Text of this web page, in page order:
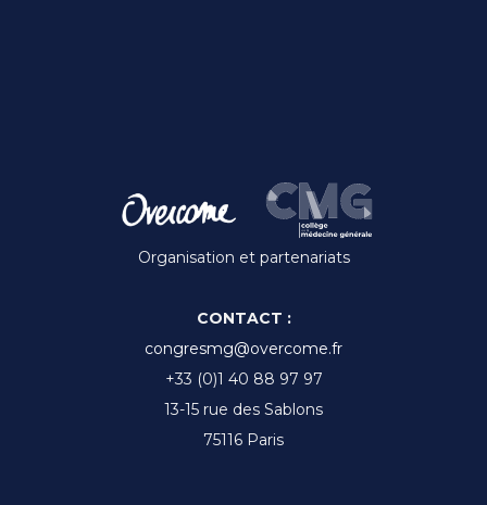
Organisation et partenariats
CONTACT :
congresmg@overcome.fr
+33 (0)1 40 88 97 97
13-15 rue des Sablons
75116 Paris